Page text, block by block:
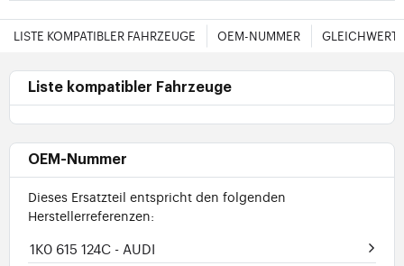
LISTE KOMPATIBLER FAHRZEUGE OEM-NUMMER
Liste kompatibler Fahrzeuge
OEM-Nummer
Dieses Ersatzteil entspricht den folgenden
Herstellerreferenzen:
1K0 615 124C - AUDI